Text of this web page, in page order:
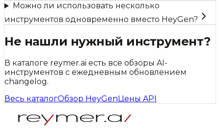
Можно ли использовать несколько
инструментов одновременно вместо HeyGen?
Не нашли нужный инструмент?
В каталоге reymer.ai есть все обзоры AI-
инструментов с ежедневным обновлением
changelog.
Весь каталогОбзор HeyGenЦены API